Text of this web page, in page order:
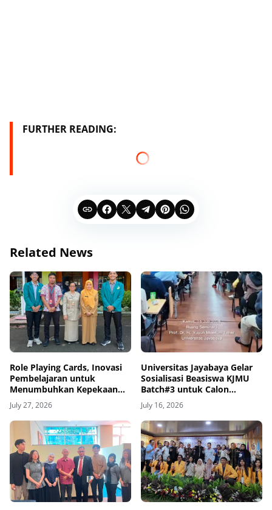
FURTHER READING:
Related News
Role Playing Cards, Inovasi
Pembelajaran untuk
Menumbuhkan Kepekaan
Sosial Siswa
July 27, 2026
Universitas Jayabaya Gelar
Sosialisasi Beasiswa KJMU
Batch#3 untuk Calon
Mahasiswa Baru
July 16, 2026